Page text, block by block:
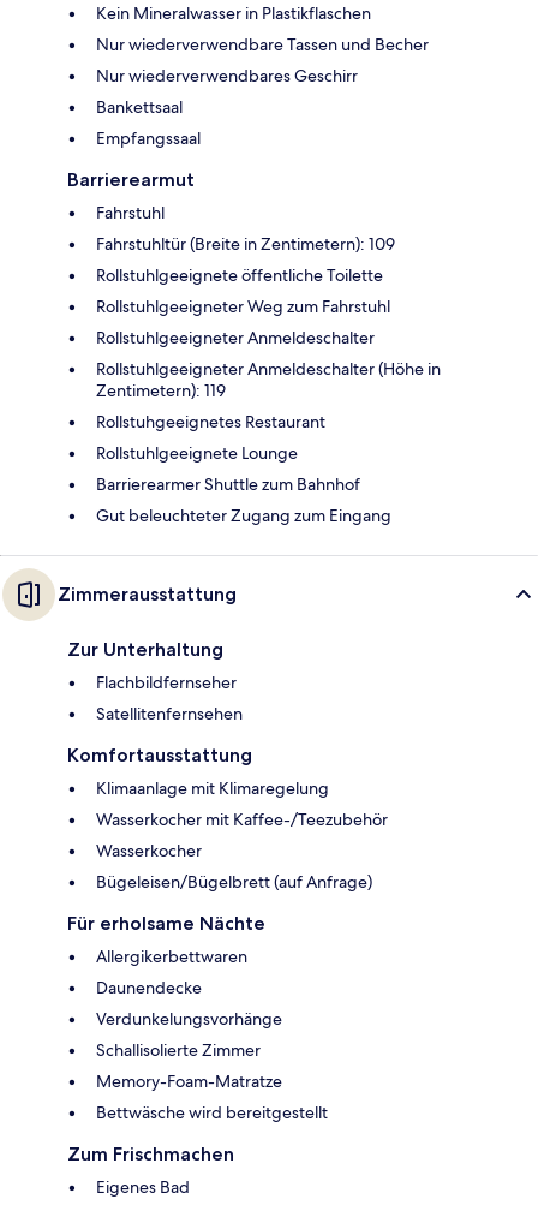
Kein Mineralwasser in Plastikflaschen
Nur wiederverwendbare Tassen und Becher
Nur wiederverwendbares Geschirr
Bankettsaal
Empfangssaal
Barrierearmut
Fahrstuhl
Fahrstuhltür (Breite in Zentimetern): 109
Rollstuhlgeeignete öffentliche Toilette
Rollstuhlgeeigneter Weg zum Fahrstuhl
Rollstuhlgeeigneter Anmeldeschalter
Rollstuhlgeeigneter Anmeldeschalter (Höhe in
Zentimetern): 119
Rollstuhgeeignetes Restaurant
Rollstuhlgeeignete Lounge
Barrierearmer Shuttle zum Bahnhof
Gut beleuchteter Zugang zum Eingang
Zimmerausstattung
Zur Unterhaltung
Flachbildfernseher
Satellitenfernsehen
Komfortausstattung
Klimaanlage mit Klimaregelung
Wasserkocher mit Kaffee-/Teezubehör
Wasserkocher
Bügeleisen/Bügelbrett (auf Anfrage)
Für erholsame Nächte
Allergikerbettwaren
Daunendecke
Verdunkelungsvorhänge
Schallisolierte Zimmer
Memory-Foam-Matratze
Bettwäsche wird bereitgestellt
Zum Frischmachen
Eigenes Bad